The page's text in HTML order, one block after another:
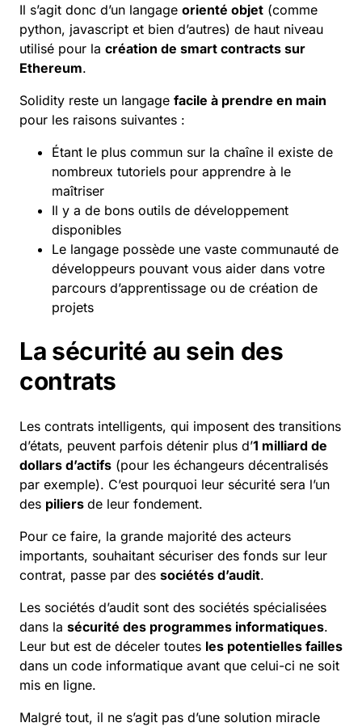
Il s’agit donc d’un langage orienté objet (comme
python, javascript et bien d’autres) de haut niveau
utilisé pour la création de smart contracts sur
Ethereum.
Solidity reste un langage facile à prendre en main
pour les raisons suivantes :
Étant le plus commun sur la chaîne il existe de
nombreux tutoriels pour apprendre à le
maîtriser
Il y a de bons outils de développement
disponibles
Le langage possède une vaste communauté de
développeurs pouvant vous aider dans votre
parcours d’apprentissage ou de création de
projets
La sécurité au sein des
contrats
Les contrats intelligents, qui imposent des transitions
d’états, peuvent parfois détenir plus d’1 milliard de
dollars d’actifs (pour les échangeurs décentralisés
par exemple). C’est pourquoi leur sécurité sera l’un
des piliers de leur fondement.
Pour ce faire, la grande majorité des acteurs
importants, souhaitant sécuriser des fonds sur leur
contrat, passe par des sociétés d’audit.
Les sociétés d’audit sont des sociétés spécialisées
dans la sécurité des programmes informatiques.
Leur but est de déceler toutes les potentielles failles
dans un code informatique avant que celui-ci ne soit
mis en ligne.
Malgré tout, il ne s’agit pas d’une solution miracle